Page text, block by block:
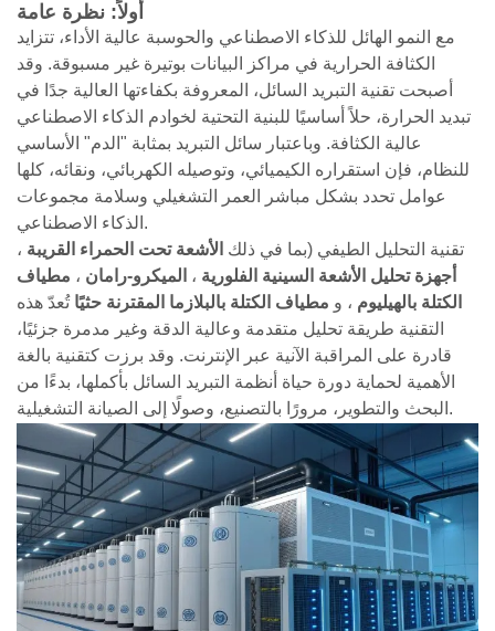
أولاً: نظرة عامة
مع النمو الهائل للذكاء الاصطناعي والحوسبة عالية الأداء، تتزايد
الكثافة الحرارية في مراكز البيانات بوتيرة غير مسبوقة. وقد
أصبحت تقنية التبريد السائل، المعروفة بكفاءتها العالية جدًا في
تبديد الحرارة، حلاً أساسيًا للبنية التحتية لخوادم الذكاء الاصطناعي
عالية الكثافة. وباعتبار سائل التبريد بمثابة "الدم" الأساسي
للنظام، فإن استقراره الكيميائي، وتوصيله الكهربائي، ونقائه، كلها
عوامل تحدد بشكل مباشر العمر التشغيلي وسلامة مجموعات
الذكاء الاصطناعي.
تقنية التحليل الطيفي (بما في ذلك الأشعة تحت الحمراء القريبة ،
أجهزة تحليل الأشعة السينية الفلورية ، الميكرو-رامان ، مطياف
الكتلة بالهيليوم ، و مطياف الكتلة بالبلازما المقترنة حثيًاتُعدّ هذه
التقنية طريقة تحليل متقدمة وعالية الدقة وغير مدمرة جزئيًا،
قادرة على المراقبة الآنية عبر الإنترنت. وقد برزت كتقنية بالغة
الأهمية لحماية دورة حياة أنظمة التبريد السائل بأكملها، بدءًا من
البحث والتطوير، مرورًا بالتصنيع، وصولًا إلى الصيانة التشغيلية.